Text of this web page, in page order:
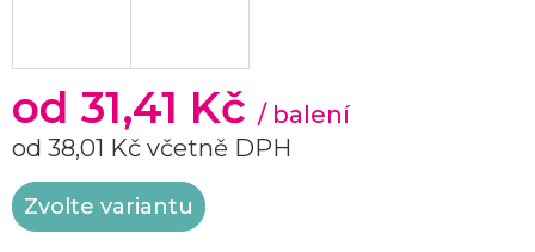
od 31,41 Kč / balení
od 38,01 Kč včetně DPH
Měrná
cena:
Zvolte variantu